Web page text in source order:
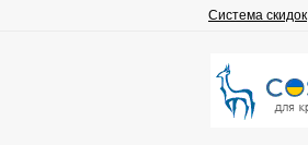
Система скидок